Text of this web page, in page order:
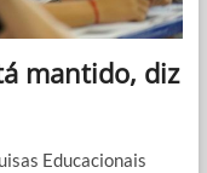
mantido, diz
Educacionais